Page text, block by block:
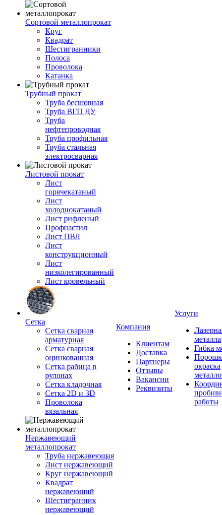
Сортовой металлопрокат
Круг
Квадрат
Шестигранники
Полоса
Проволока
Катанка
Трубный прокат
Труба бесшовная
Труба ВГП ДУ
Труба
нефтепроводная
Труба профильная
Труба стальная
электросварная
Листовой прокат
Лист
горячекатаный
Лист
холоднокатаный
Лист рифленый
Профнастил
Лист ПВЛ
Лист
конструкционный
Лист
низколегированный
Лист кровельный
Сетка
Сетка сварная
арматурная
Сетка сварная
оцинкованная
Сетка рабица в
рулонах
Сетка кладочная
Сетка 2D и 3D
Проволока
вязальная
Нержавеющий
металлопрокат
Труба нержавеющая
Лист нержавеющий
Круг нержавеющий
Квадрат
нержавеющий
Шестигранник
нержавеющий
Компания
Клиентам
Доставка
Партнеры
Отзывы
Вакансии
Реквизиты
Услуги
металла
Гибка
окраска
работы